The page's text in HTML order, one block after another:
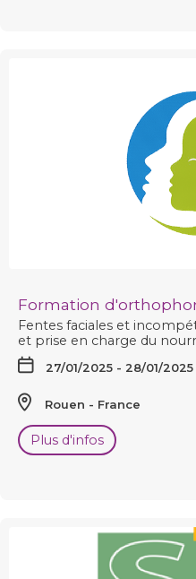
Formation
Fentes faciales et
et prise en charge du
27/01/2025 - 28/01/2025
Rouen France
Plus d'infos